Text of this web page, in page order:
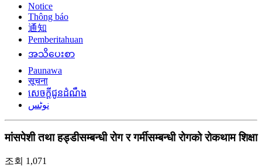
Notice
Thông báo
通知
Pemberitahuan
အသိပေးစာ
Paunawa
सूचना
សេចក្តីជូនដំណឹង
نوٹس
मांसपेशी तथा हड्डीसम्बन्धी रोग र गर्मीसम्बन्धी रोगको रोकथाम शिक्षा
조회 1,071